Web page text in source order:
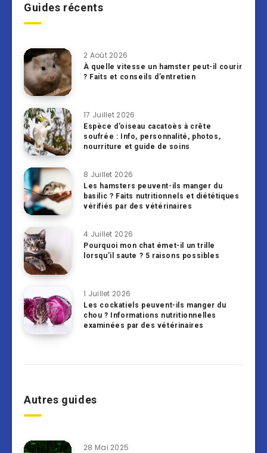
Guides récents
2 Août 2026
À quelle vitesse un hamster peut-il courir
? Faits et conseils d’entretien
17 Juillet 2026
Espèce d’oiseau cacatoès à crête
soufrée : Info, personnalité, photos,
nourriture et guide de soins
8 Juillet 2026
Les hamsters peuvent-ils manger du
basilic ? Faits nutritionnels et diététiques
vérifiés par des vétérinaires
4 Juillet 2026
Pourquoi mon chat émet-il un trille
lorsqu’il saute ? 5 raisons possibles
1 Juillet 2026
Les cockatiels peuvent-ils manger du
chou ? Informations nutritionnelles
examinées par des vétérinaires
Autres guides
28 Mai 2025